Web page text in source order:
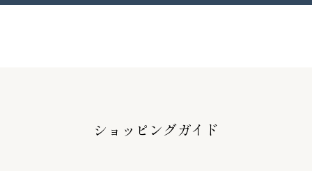
ショッピングガイド